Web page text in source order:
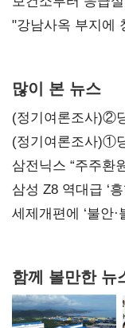
"강남사옥 부지에
많이 본 뉴스
(정기여론조사)②
(정기여론조사)①
지지도 '50% 아래
삼전닉스 “주주환
보내
삼성 Z8 역대급 ‘
대전’
세제개편에 ‘불안
함께 볼만한 뉴